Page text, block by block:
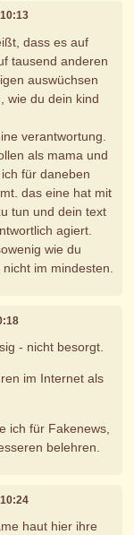
dass es auf
tausend anderen
auswüchsen
wie du dein kind
verantwortung.
als mama und
für daneben
das eine hat mit
tun und dein text
agiert.
wie du
im mindesten.
- nicht besorgt.
im Internet als
ich für Fakenews,
belehren.
haut hier ihre